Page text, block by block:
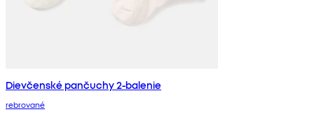
Dievčenské pančuchy 2-balenie
rebrované